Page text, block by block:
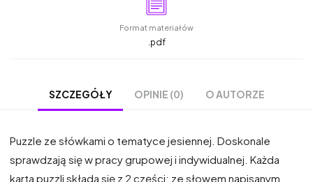
Format materiałów
.pdf
SZCZEGÓŁY OPINIE (0) O AUTORZE
Puzzle ze słówkami o tematyce jesiennej. Doskonale
sprawdzają się w pracy grupowej i indywidualnej. Każda
karta puzzli składa się z 2 części: ze słowem napisanym